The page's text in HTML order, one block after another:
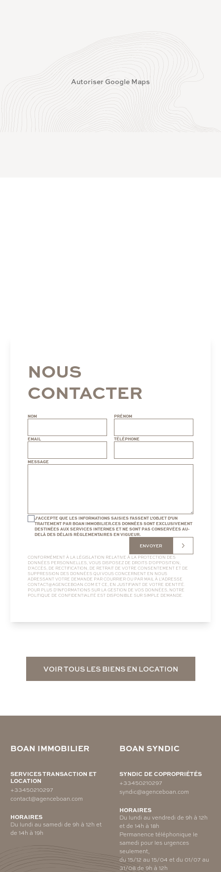
Autoriser Google Maps
NOUS
CONTACTER
NOM PRÉNOM
EMAIL TÉLÉPHONE
MESSAGE
J’ACCEPTE QUE LES INFORMATIONS SAISIES FASSENT L'OBJET D'UN
TRAITEMENT PAR BOAN IMMOBILIER.CES DONNÉES SONT EXCLUSIVEMENT
DESTINÉES AUX SERVICES INTERNES ET NE SONT PAS CONSERVÉES AU-
DELÀ DES DÉLAIS RÈGLEMENTAIRES EN VIGUEUR.
ENVOYER
CONFORMÉMENT À LA LÉGISLATION RELATIVE À LA PROTECTION DES
DONNÉES PERSONNELLES, VOUS DISPOSEZ DE DROITS D’OPPOSITION,
D’ACCÈS, DE RECTIFICATION, DE RETRAIT DE VOTRE CONSENTEMENT ET DE
SUPPRESSION DES DONNÉES QUI VOUS CONCERNENT EN NOUS
ADRESSANT VOTRE DEMANDE PAR COURRIER OU PAR MAIL À L’ADRESSE
CONTACT@AGENCEBOAN.COM ET CE, EN JUSTIFIANT DE VOTRE IDENTITÉ.
POUR PLUS D’INFORMATIONS SUR LA GESTION DE VOS DONNÉES, NOTRE
POLITIQUE DE CONFIDENTIALITÉ EST DISPONIBLE SUR SIMPLE DEMANDE.
VOIR TOUS LES BIENS EN LOCATION
BOAN IMMOBILIER
SERVICES TRANSACTION ET
LOCATION
+33450210297
contact@agenceboan.com
HORAIRES
Du lundi au samedi de 9h à 12h et
de 14h à 19h
BOAN SYNDIC
SYNDIC DE COPROPRIÉTÉS
+33450210297
syndic@agenceboan.com
HORAIRES
Du lundi au vendredi de 9h à 12h
et de 14h à 18h
Permanence téléphonique le
samedi pour les urgences
seulement,
du 15/12 au 15/04 et du 01/07 au
31/08 de 9h à 12h